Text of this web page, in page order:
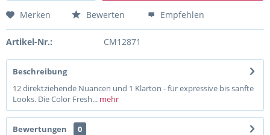
Merken Bewerten Empfehlen
Artikel-Nr.: CM12871
Beschreibung
12 direktziehende Nuancen und 1 Klarton - für expressive bis sanfte
Looks. Die Color Fresh... mehr
Bewertungen
0